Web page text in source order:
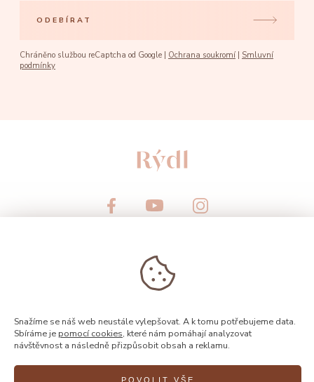
ODEBÍRAT
Chráněno službou reCaptcha od Google | Ochrana soukromí | Smluvní
podmínky
© 2026, Rýdl
Snažíme se náš web neustále vylepšovat. A k tomu potřebujeme data.
Sbíráme je pomocí cookies, které nám pomáhají analyzovat
návštěvnost a následně přizpůsobit obsah a reklamu.
POVOLIT VŠE